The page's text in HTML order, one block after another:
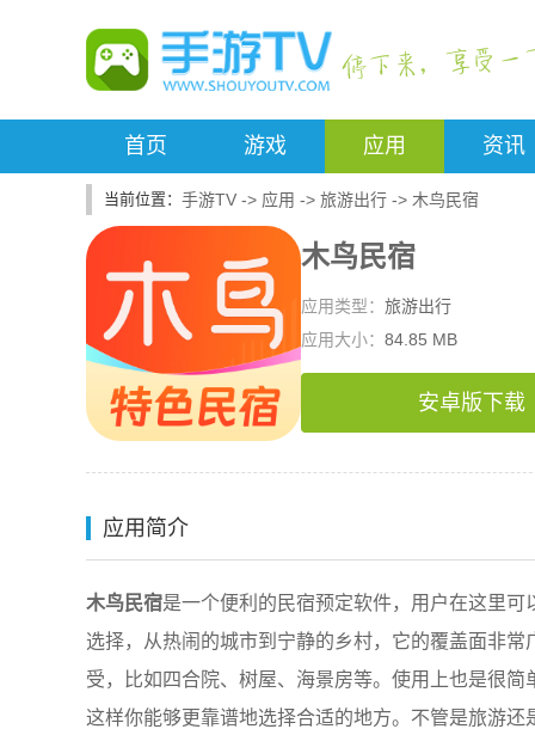
首页 游戏 应用 资讯
手游TV -> 应用 -> 旅游出行 -> 木鸟民宿
木鸟民宿
应用类型： 旅游出行
应用大小： 84.85 MB
安卓版下载
应用简介
木鸟民宿是一个便利的民宿预定软件，用户在这里
选择，从热闹的城市到宁静的乡村，它的覆盖面非
受，比如四合院、树屋、海景房等。使用上也是很
这样你能够更靠谱地选择合适的地方。不管是旅游